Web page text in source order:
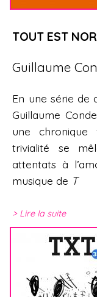
TOUT EST
Guillaume
En une série de
Guillaume
une
trivialité se
attentats à
musique de T
Lire la suite